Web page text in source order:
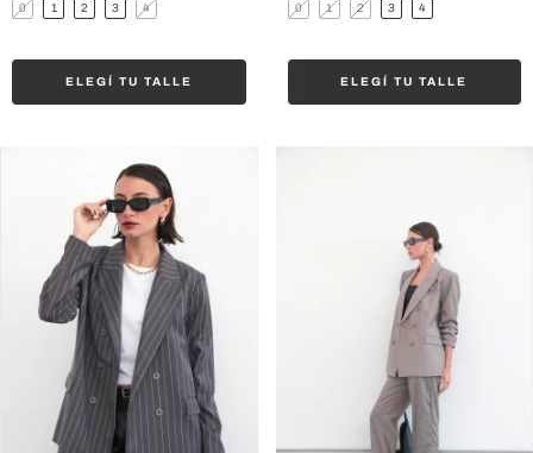
0 1 2 3 4
ELEGÍ TU TALLE
0 1 2 3 4
ELEGÍ TU TALLE